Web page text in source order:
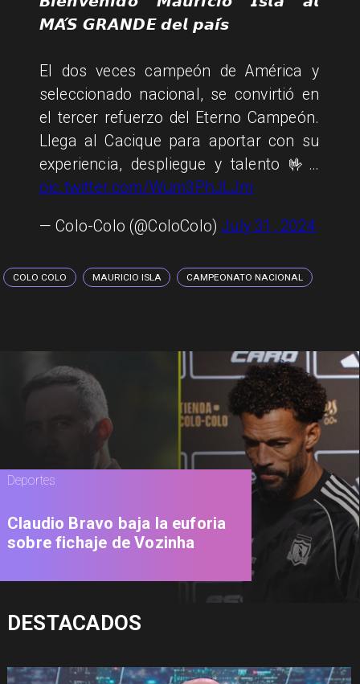
𝙈𝘼́𝙎 𝙂𝙍𝘼𝙉𝘿𝙀 𝙙𝙚𝙡 𝙥𝙖𝙞́𝙨
El dos veces campeón de América y
seleccionado nacional, se convirtió en
el tercer refuerzo del Eterno Campeón.
Llega al Cacique para aportar con su
experiencia, despliegue y talento 🤟…
pic.twitter.com/Wum3PhJLJm
— Colo-Colo (@ColoColo) July 31, 2024
COLO COLO MAURICIO ISLA CAMPEONATO NACIONAL
Deportes
Claudio Bravo baja la euforia
sobre fichaje de Vozinha
DESTACADOS